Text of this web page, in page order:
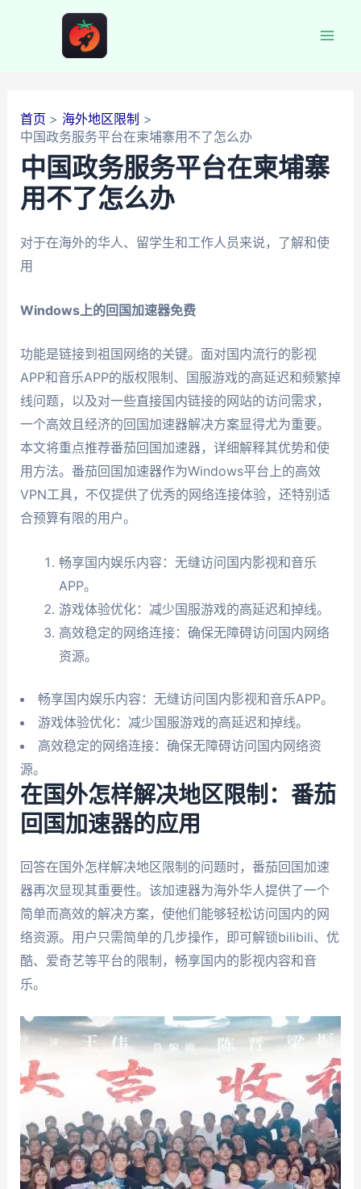
首页
海外地区限制
中国政务服务平台在柬埔寨用不了怎么办
中国政务服务平台在柬埔寨
用不了怎么办
对于在海外的华人、留学生和工作人员来说，了解和使
用
Windows上的回国加速器免费
功能是链接到祖国网络的关键。面对国内流行的影视
APP和音乐APP的版权限制、国服游戏的高延迟和频繁掉
线问题，以及对一些直接国内链接的网站的访问需求，
一个高效且经济的回国加速器解决方案显得尤为重要。
本文将重点推荐番茄回国加速器，详细解释其优势和使
用方法。番茄回国加速器作为Windows平台上的高效
VPN工具，不仅提供了优秀的网络连接体验，还特别适
合预算有限的用户。
畅享国内娱乐内容：无缝访问国内影视和音乐
APP。
游戏体验优化：减少国服游戏的高延迟和掉线。
高效稳定的网络连接：确保无障碍访问国内网络
资源。
畅享国内娱乐内容：无缝访问国内影视和音乐APP。
游戏体验优化：减少国服游戏的高延迟和掉线。
高效稳定的网络连接：确保无障碍访问国内网络资
源。
在国外怎样解决地区限制：番茄
回国加速器的应用
回答在国外怎样解决地区限制的问题时，番茄回国加速
器再次显现其重要性。该加速器为海外华人提供了一个
简单而高效的解决方案，使他们能够轻松访问国内的网
络资源。用户只需简单的几步操作，即可解锁bilibili、优
酷、爱奇艺等平台的限制，畅享国内的影视内容和音
乐。